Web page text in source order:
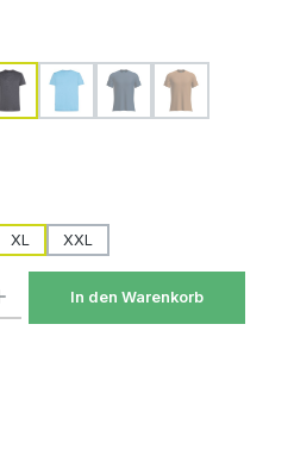
verfügbar.)
zurzeit nicht verfügbar.)
Option ist zurzeit nicht verfügbar.)
midnight-navy-hthr(Diese Option ist zurzeit nicht
atlantis
(Diese Option ist zurzeit
trail
(Diese Option
verfügbar.)
verfügbar.)
XL XXL
In den Warenkorb